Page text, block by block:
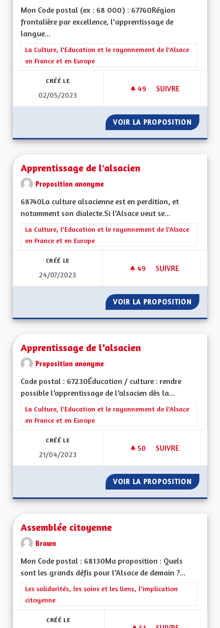
Mon Code postal (ex : 68 000) : 67760Région
frontalière par excellence, l'apprentissage de
langue...
Filtrer les résultats de la catégorie : La Culture, l'Education et
La Culture, l'Education et le rayonnement de l'Alsace
en France et en Europe
CRÉÉ LE
02/05/2023
49 49 ABONNÉS
SUIVRE
VOIR LA PROPOSITION
Apprentissage de l'alsacien
Proposition anonyme
68740La culture alsacienne est en perdition, et
notamment son dialecte.Si l'Alsace veut se...
Filtrer les résultats de la catégorie : La Culture, l'Education et
La Culture, l'Education et le rayonnement de l'Alsace
en France et en Europe
CRÉÉ LE
24/07/2023
49 49 ABONNÉS
SUIVRE
VOIR LA PROPOSITION
Apprentissage de l’alsacien
Proposition anonyme
Code postal : 67230Éducation / culture : rendre
possible l’apprentissage de l’alsacien dès la...
Filtrer les résultats de la catégorie : La Culture, l'Education et
La Culture, l'Education et le rayonnement de l'Alsace
en France et en Europe
CRÉÉ LE
21/04/2023
50 50 ABONNÉS
SUIVRE
VOIR LA PROPOSITION
Assemblée citoyenne
Brawn
Mon Code postal : 68130Ma proposition : Quels
sont les grands défis pour l’Alsace de demain ?...
Filtrer les résultats de la catégorie : Les solidarités, les soins
Les solidarités, les soins et les liens, l'implication
citoyenne
CRÉÉ LE